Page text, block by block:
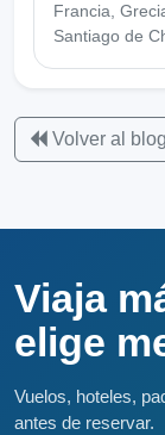
Francia,
Santiago de
Volver al blog
Viaja
elige
Vuelos, hoteles,
antes de reservar.